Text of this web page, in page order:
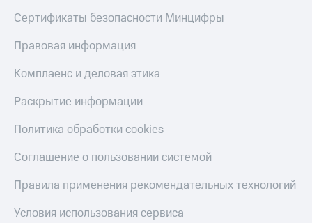
Сертификаты безопасности Минцифры
Правовая информация
Комплаенс и деловая этика
Раскрытие информации
Политика обработки cookies
Соглашение о пользовании системой
Правила применения рекомендательных технологий
Условия использования сервиса